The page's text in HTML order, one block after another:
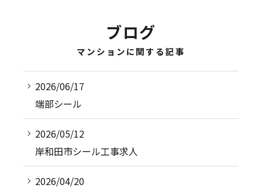
ブログ
マンションに関する記事
2026/06/17
端部シール
2026/05/12
岸和田市シール工事求人
2026/04/20